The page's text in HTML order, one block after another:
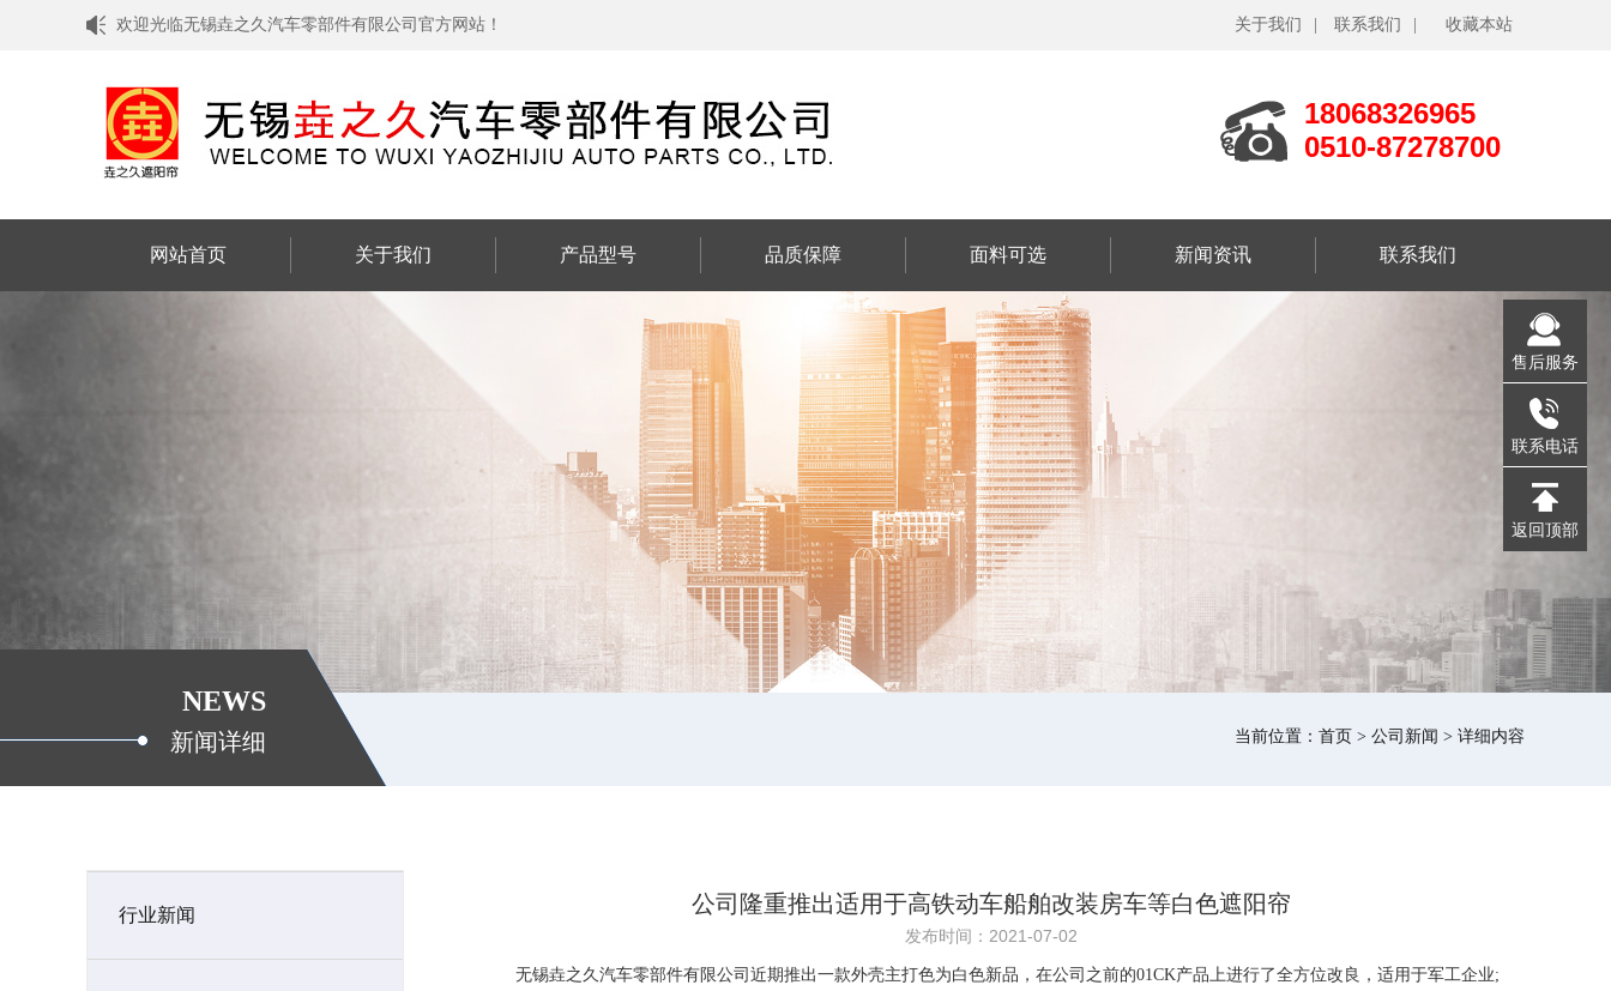
欢迎光临无锡垚之久汽车零部件有限公司官方网站！ 关于我们 联系我们 收藏本站
18068326965
0510-87278700
网站首页 关于我们 产品型号 品质保障 面料可选 新闻资讯 联系我们
NEWS
新闻详细 当前位置： 首页 > 公司新闻 > 详细内容
行业新闻 公司隆重推出适用于高铁动车船舶改装房车等白色遮阳帘
发布时间：2021-07-02
无锡垚之久汽车零部件有限公司近期推出一款外壳主打色为白色新品，在公司之前的01CK产品上进行了全方位改良，适用于军工企业;
售后服务
联系电话
返回顶部